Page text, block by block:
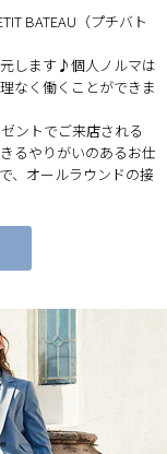
BATEAU（プチバト
します♪個人ノルマは
なく働くことができま
ントでご来店される
るやりがいのあるお仕
、オールラウンドの接